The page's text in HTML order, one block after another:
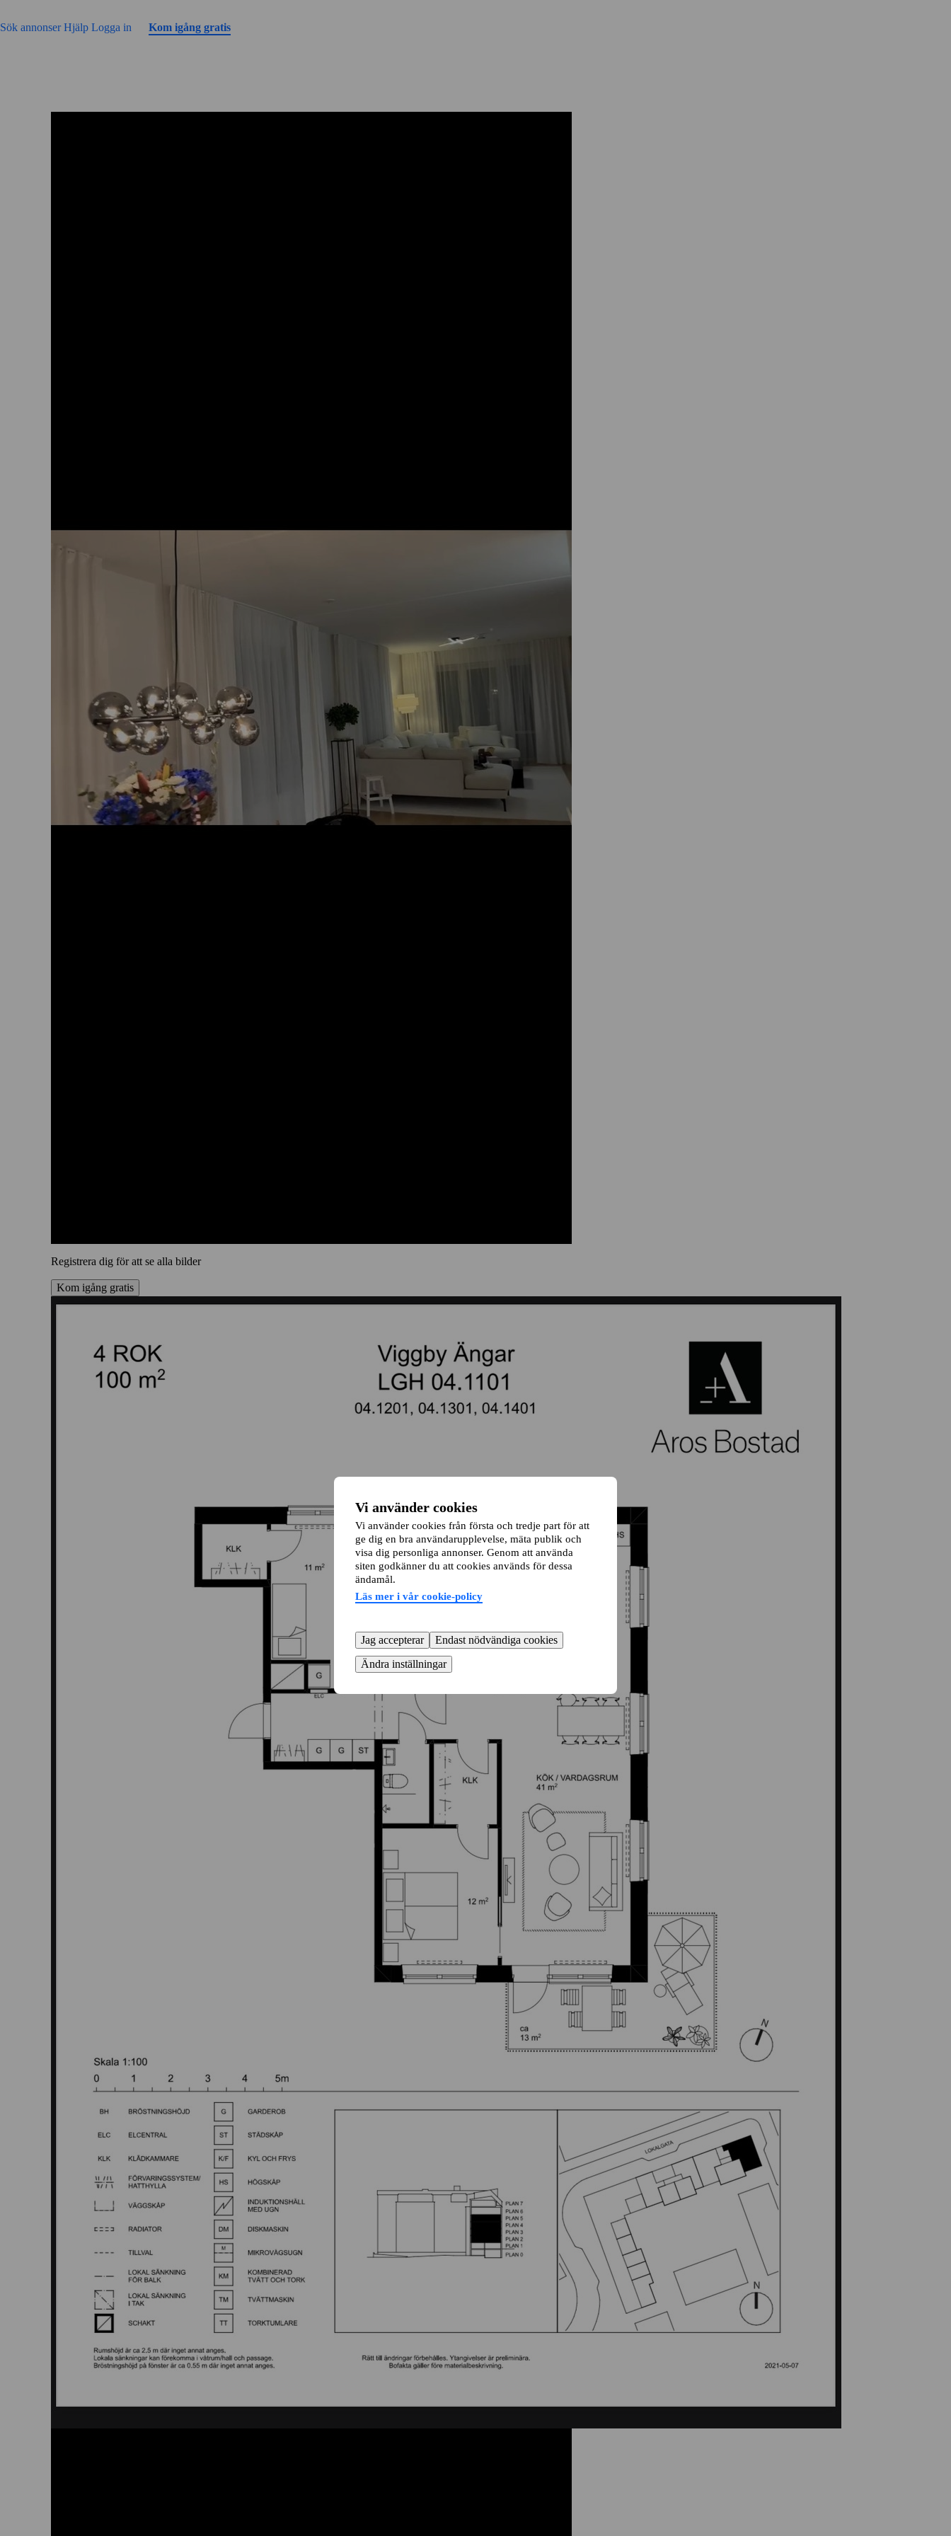
Vi använder cookies
Vi använder cookies från första och tredje part för att
ge dig en bra användarupplevelse, mäta publik och
visa dig personliga annonser. Genom att använda
siten godkänner du att cookies används för dessa
ändamål.
Läs mer i vår cookie-policy
Jag accepterar
Endast nödvändiga cookies
Ändra inställningar
Sök annonserHjälp Logga in Kom igång gratis
Registrera dig för att se alla bilder
Kom igång gratis